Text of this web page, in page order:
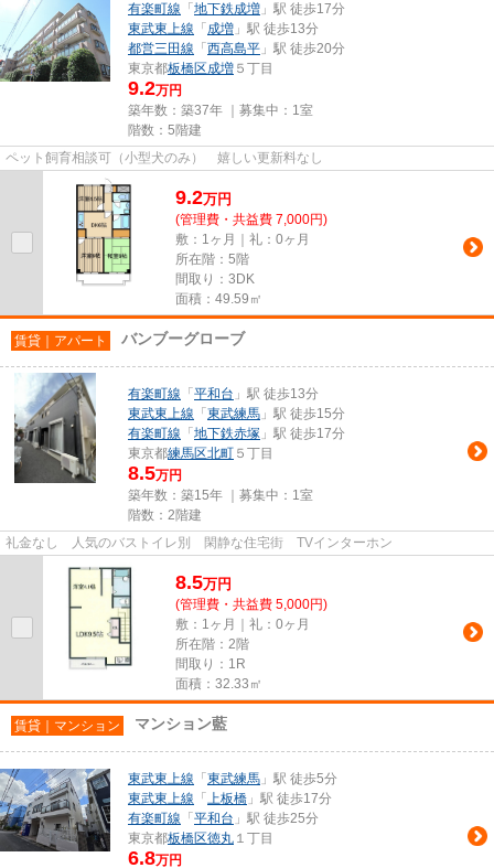
有楽町線 「 地下鉄成増 」駅 徒歩17分
東武東上線 「 成増 」駅 徒歩13分
都営三田線 「 西高島平 」駅 徒歩20分
東京都板橋区成増 ５丁目
9.2万円
築年数：築37年 ｜募集中： 1室
階数：5階建
ペット飼育相談可（小型犬のみ） 嬉しい更新料なし
9.2万円
(管理費・共益費 7,000円)
敷：1ヶ月｜礼：0ヶ月
所在階：5階
間取り：3DK
面積：49.59㎡
賃貸｜アパート バンブーグローブ
有楽町線 「 平和台 」駅 徒歩13分
東武東上線 「 東武練馬 」駅 徒歩15分
有楽町線 「 地下鉄赤塚 」駅 徒歩17分
東京都練馬区北町 ５丁目
8.5万円
築年数：築15年 ｜募集中： 1室
階数：2階建
礼金なし 人気のバストイレ別 閑静な住宅街 TVインターホン
8.5万円
(管理費・共益費 5,000円)
敷：1ヶ月｜礼：0ヶ月
所在階：2階
間取り：1R
面積：32.33㎡
賃貸｜マンション マンション藍
東武東上線 「 東武練馬 」駅 徒歩5分
東武東上線 「 上板橋 」駅 徒歩17分
有楽町線 「 平和台 」駅 徒歩25分
東京都板橋区徳丸 １丁目
6.8万円